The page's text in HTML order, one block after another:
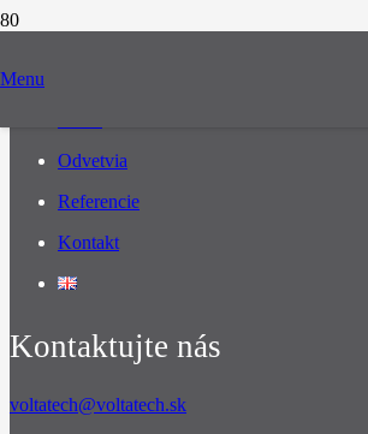
Menu
Odvetvia
Referencie
Kontakt
Kontaktujte nás
voltatech@voltatech.sk